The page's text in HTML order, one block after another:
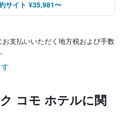
サイト ¥35,981〜
支払いいただく地方税および手数
コモ ホテルに関